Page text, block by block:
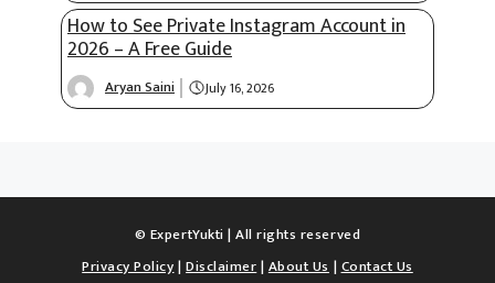
How to See Private Instagram Account in
2026 – A Free Guide
Aryan Saini July 16, 2026
© ExpertYukti | All rights reserved
Privacy Policy|Disclaimer|About Us|Contact Us